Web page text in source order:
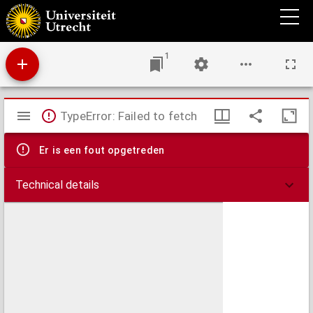
Gezangen voor de vergaderingen van de leden der Wereldlijke Derde Orde.
1
Mirador
viewer
TypeError: Failed to fetch
Er is een fout opgetreden
Technical details